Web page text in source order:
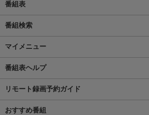
番組表
番組検索
マイメニュー
番組表ヘルプ
リモート録画予約ガイド
おすすめ番組